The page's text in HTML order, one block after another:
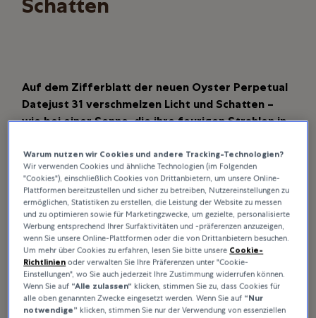
Auf dem Zifferblatt der neuen Oyster Perpetual
Datejust 31 verschmelzen Licht und Schatten –
wie bei einer Sonne, die ihre feurigen Strahlen in
Rot ombré zeigt einen subtilen Übergang von dem
Feuer in seiner Mitte zu der schwarzen Nacht an
seinem Außenrand. Ein Spiel von Hell und Dunkel,
akzentuiert durch den Glanz der Diamanten auf
Lünette und Zifferblatt.
Warum nutzen wir Cookies und andere Tracking-Technologien?
Wir verwenden Cookies und ähnliche Technologien (im Folgenden
"Cookies"), einschließlich Cookies von Drittanbietern, um unsere Online-
Plattformen bereitzustellen und sicher zu betreiben, Nutzereinstellungen zu
ermöglichen, Statistiken zu erstellen, die Leistung der Website zu messen
und zu optimieren sowie für Marketingzwecke, um gezielte, personalisierte
Werbung entsprechend Ihrer Surfaktivitäten und -präferenzen anzuzeigen,
wenn Sie unsere Online-Plattformen oder die von Drittanbietern besuchen.
Um mehr über Cookies zu erfahren, lesen Sie bitte unsere Cookie-
Richtlinien oder verwalten Sie Ihre Präferenzen unter "Cookie-
Einstellungen", wo Sie auch jederzeit Ihre Zustimmung widerrufen können.
Wenn Sie auf “Alle zulassen“ klicken, stimmen Sie zu, dass Cookies für
alle oben genannten Zwecke eingesetzt werden. Wenn Sie auf “Nur
notwendige” klicken, stimmen Sie nur der Verwendung von essenziellen